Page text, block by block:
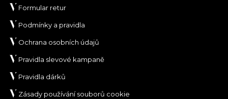
Formular retur
Podmínky a pravidla
Ochrana osobních údajů
Pravidla slevové kampaně
Pravidla dárků
Zásady používání souborů cookie